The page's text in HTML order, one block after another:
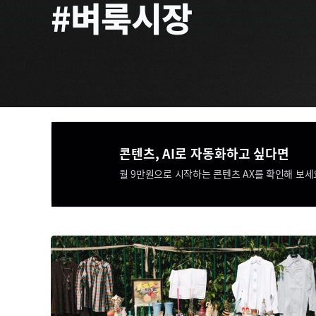
#벼룩시장
콘텐츠, AI로 자동화하고 싶다면​​
월 9만원으로 시작하는 콘텐츠 AX를 확인해 보